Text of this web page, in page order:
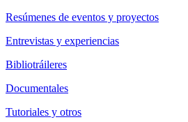
Resúmenes de eventos y proyectos
Entrevistas y experiencias
Bibliotráileres
Documentales
Tutoriales y otros